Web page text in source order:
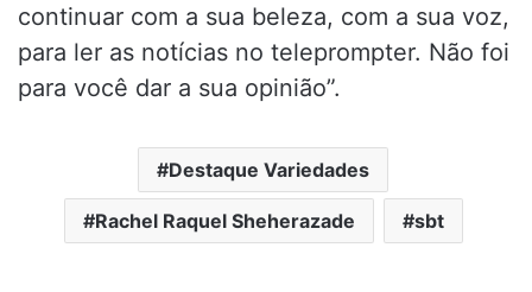
continuar com a sua beleza, com a sua voz,
para ler as notícias no teleprompter. Não foi
para você dar a sua opinião”.
Destaque Variedades
Rachel Raquel Sheherazade sbt